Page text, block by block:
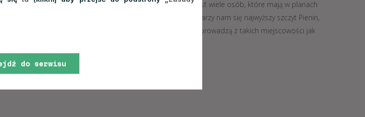
Wśród czytelników naszego bloga z pewnością jest wiele osób, które mają w planach
tzw. Koronę Gór Polski. Co warto wiedzieć, gdy marzy nam się najwyższy szczyt Pienin,
czyli Wysoka? Szlaki turystyczne do tego miejsca prowadzą z takich miejscowości jak
czytaj więcej
do serwisu